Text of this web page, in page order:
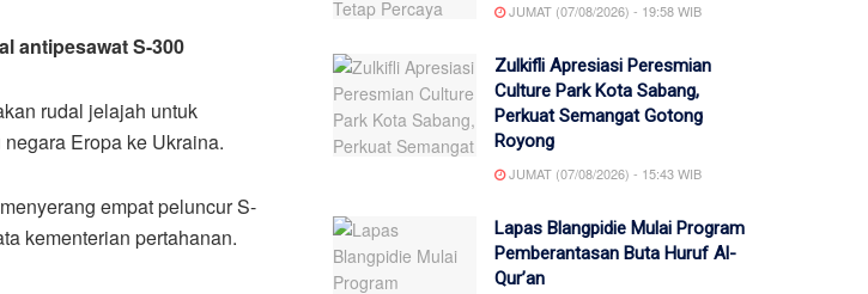
antipesawat S-300
rudal jelajah untuk
Eropa ke Ukraina.
empat peluncur S-
kementerian pertahanan.
JUMAT (07/08/2026) - 19:58 WIB
Zulkifli Apresiasi Peresmian
Culture Park Kota Sabang,
Perkuat Semangat Gotong
Royong
JUMAT (07/08/2026) - 15:43 WIB
Lapas Blangpidie Mulai Program
Pemberantasan Buta Huruf Al-
Qur’an